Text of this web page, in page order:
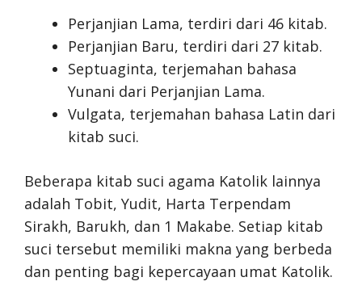
Perjanjian Lama, terdiri dari 46 kitab.
Perjanjian Baru, terdiri dari 27 kitab.
Septuaginta, terjemahan bahasa
Yunani dari Perjanjian Lama.
Vulgata, terjemahan bahasa Latin dari
kitab suci.
Beberapa kitab suci agama Katolik lainnya
adalah Tobit, Yudit, Harta Terpendam
Sirakh, Barukh, dan 1 Makabe. Setiap kitab
suci tersebut memiliki makna yang berbeda
dan penting bagi kepercayaan umat Katolik.